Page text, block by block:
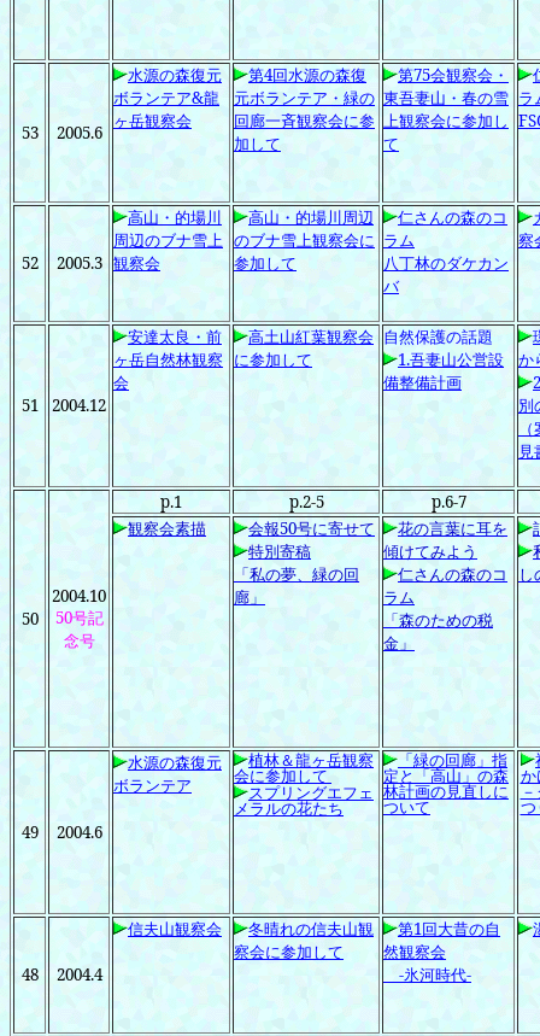
53 2005.6
水源の森復元
ボランテア&龍
ヶ岳観察会
第4回水源の森復
元ボランテア・緑の
回廊一斉観察会に参
加して
第75会観察会・
東吾妻山・春の雪
上観察会に参加し
て
ラ
52 2005.3
高山・的場川
周辺のブナ雪上
観察会
高山・的場川周辺
のブナ雪上観察会に
参加して
仁さんの森のコ
ラム
八丁林のダケカン
バ
察
51 2004.12
安達太良・前
ヶ岳自然林観察
会
高土山紅葉観察会
に参加して
自然保護の話題
1.吾妻山公営設
備整備計画
か
別
見
50
2004.10
50号記
念号
p.1 p.2-5
p.6-7
観察会素描 会報50号に寄せて
特別寄稿
「私の夢、緑の回
廊」
花の言葉に耳を
傾けてみよう
仁さんの森のコ
ラム
「森のための税
金」
し
49 2004.6
水源の森復元
ボランテア
植林＆龍ヶ岳観察
会に参加して
スプリングエフェ
メラルの花たち
「緑の回廊」指
定と「高山」の森
林計画の見直しに
ついて
－
つ
48 2004.4
信夫山観察会
冬晴れの信夫山観
察会に参加して
第1回大昔の自
然観察会
-氷河時代-